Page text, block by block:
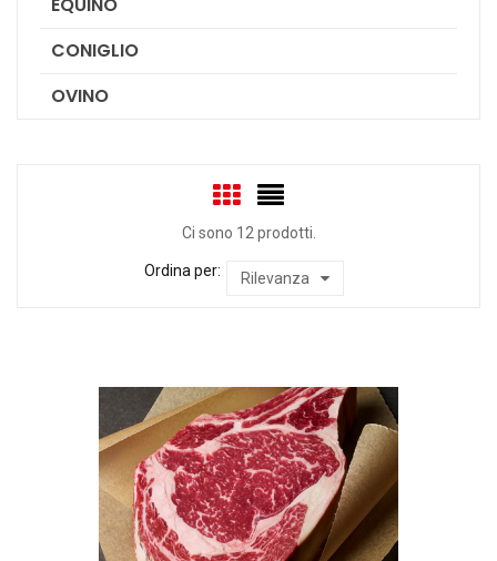
CONIGLIO
OVINO
Ci sono 12 prodotti.
Ordina per: Rilevanza